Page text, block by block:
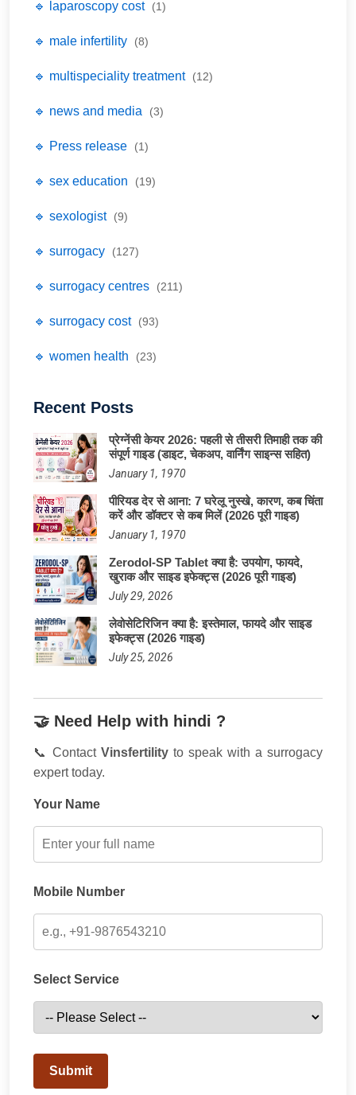
🔹 laparoscopy cost (1)
🔹 male infertility (8)
🔹 multispeciality treatment (12)
🔹 news and media (3)
🔹 Press release (1)
🔹 sex education (19)
🔹 sexologist (9)
🔹 surrogacy (127)
🔹 surrogacy centres (211)
🔹 surrogacy cost (93)
🔹 women health (23)
Recent Posts
प्रेग्नेंसी केयर 2026: पहली से तीसरी तिमाही तक की
संपूर्ण गाइड (डाइट, चेकअप, वार्निंग साइन्स सहित)
January 1, 1970
पीरियड देर से आना: 7 घरेलू नुस्खे, कारण, कब चिंता
करें और डॉक्टर से कब मिलें (2026 पूरी गाइड)
January 1, 1970
Zerodol-SP Tablet क्या है: उपयोग, फायदे,
खुराक और साइड इफेक्ट्स (2026 पूरी गाइड)
July 29, 2026
लेवोसेटिरिजिन क्या है: इस्तेमाल, फायदे और साइड
इफेक्ट्स (2026 गाइड)
July 25, 2026
🤝 Need Help with hindi ?
📞 Contact Vinsfertility to speak with a surrogacy
expert today.
Your Name
Mobile Number
Select Service
Submit